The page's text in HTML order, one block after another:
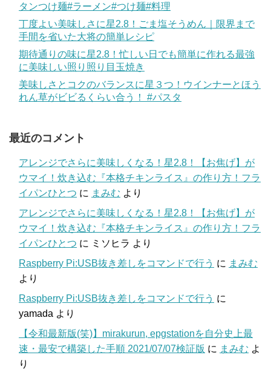
タンつけ麺#ラーメン#つけ麺#料理
丁度よい美味しさに星2.8！ごま塩そうめん｜限界まで
手間を省いた大将の簡単レシピ
期待通りの味に星2.8！忙しい日でも簡単に作れる最強
に美味しい照り照り目玉焼き
美味しさとコクのバランスに星３つ！ウインナーとほう
れん草がビビるくらい合う！ #パスタ
最近のコメント
アレンジでさらに美味しくなる！星2.8！【お焦げ】が
ウマイ！炊き込む『本格チキンライス』の作り方！フラ
イパンひとつ に まみむ より
アレンジでさらに美味しくなる！星2.8！【お焦げ】が
ウマイ！炊き込む『本格チキンライス』の作り方！フラ
イパンひとつ に ミソヒラ より
Raspberry Pi:USB抜き差しをコマンドで行う に まみむ
より
Raspberry Pi:USB抜き差しをコマンドで行う に
yamada より
【令和最新版(笑)】mirakurun, epgstationを自分史上最
速・最安で構築した手順 2021/07/07検証版 に まみむ よ
り